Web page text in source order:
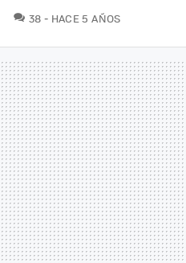
38 COMENTARIOS
HACE 5 AÑOS